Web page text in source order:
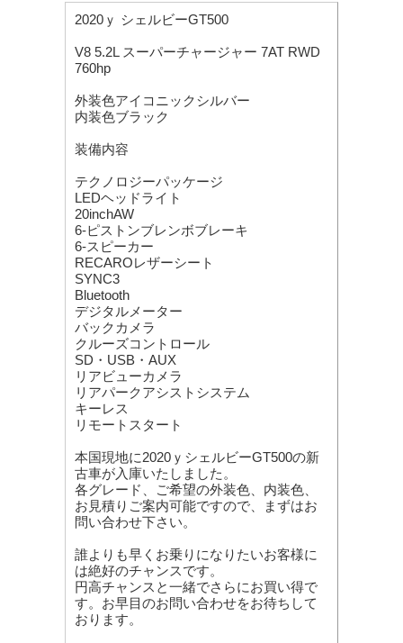
2020ｙ シェルビーGT500
V8 5.2L スーパーチャージャー 7AT RWD
760hp
外装色アイコニックシルバー
内装色ブラック
装備内容
テクノロジーパッケージ
LEDヘッドライト
20inchAW
6-ピストンブレンボブレーキ
6-スピーカー
RECAROレザーシート
SYNC3
Bluetooth
デジタルメーター
バックカメラ
クルーズコントロール
SD・USB・AUX
リアビューカメラ
リアパークアシストシステム
キーレス
リモートスタート
本国現地に2020ｙシェルビーGT500の新
古車が入庫いたしました。
各グレード、ご希望の外装色、内装色、
お見積りご案内可能ですので、まずはお
問い合わせ下さい。
誰よりも早くお乗りになりたいお客様に
は絶好のチャンスです。
円高チャンスと一緒でさらにお買い得で
す。お早目のお問い合わせをお待ちして
おります。